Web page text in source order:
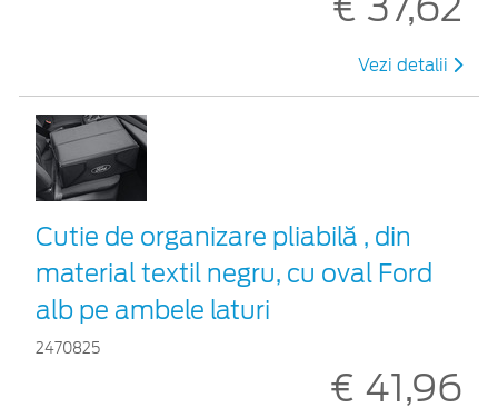
Vezi detalii
Cutie de organizare pliabilă , din
material textil negru, cu oval Ford
alb pe ambele laturi
2470825
€ 41,96